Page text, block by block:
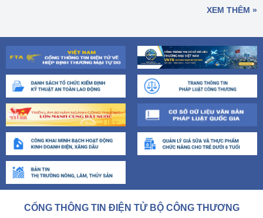
XEM THÊM »
CỔNG THÔNG TIN ĐIỆN TỬ BỘ CÔNG THƯƠNG